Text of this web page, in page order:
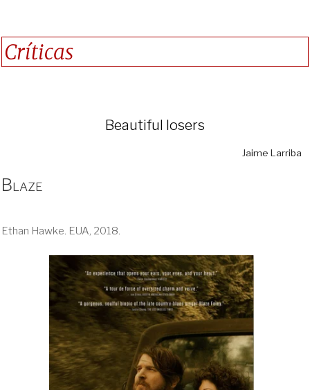
Críticas
Beautiful losers
Jaime Larriba
Blaze
Ethan Hawke. EUA, 2018.